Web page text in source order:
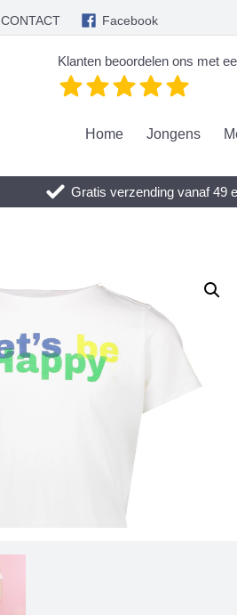
CONTACT Facebook
Klanten beoordelen ons met
Home Jongens
Gratis verzending vanaf 49